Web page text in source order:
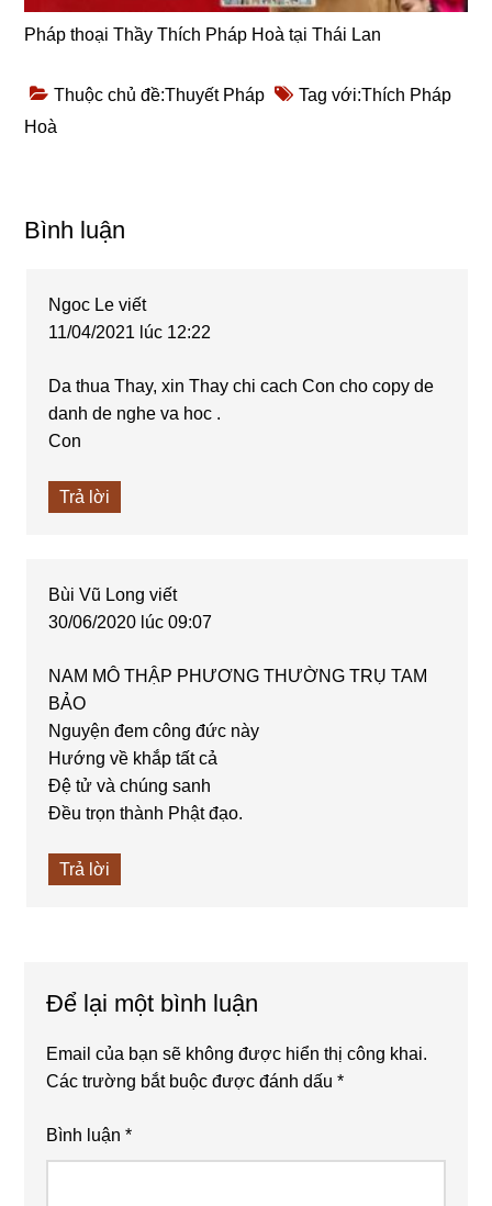
Pháp thoại Thầy Thích Pháp Hoà tại Thái Lan
Thuộc chủ đề:Thuyết Pháp Tag với:Thích Pháp
Hoà
Reader
Bình luận
Ngoc Le viết
11/04/2021 lúc 12:22
Da thua Thay, xin Thay chi cach Con cho copy de
danh de nghe va hoc .
Con
Trả lời
Bùi Vũ Long viết
30/06/2020 lúc 09:07
NAM MÔ THẬP PHƯƠNG THƯỜNG TRỤ TAM
BẢO
Nguyện đem công đức này
Hướng về khắp tất cả
Đệ tử và chúng sanh
Đều trọn thành Phật đạo.
Trả lời
Để lại một bình luận
Email của bạn sẽ không được hiển thị công khai.
Các trường bắt buộc được đánh dấu*
Bình luận*